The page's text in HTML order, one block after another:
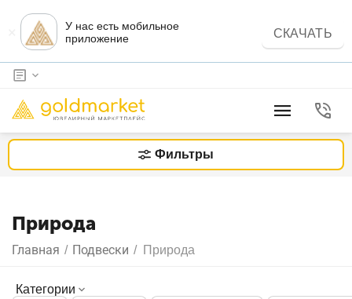
У нас есть мобильное
приложение
СКАЧАТЬ
Фильтры
Природа
Главная / Подвески / Природа
Категории